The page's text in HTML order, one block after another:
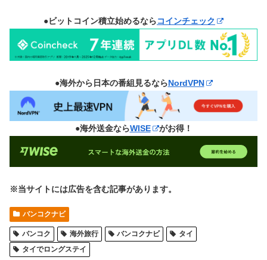
●ビットコイン積立始めるならコインチェック
●海外から日本の番組見るならNordVPN
●海外送金ならWISE がお得！
※当サイトには広告を含む記事があります。
バンコクナビ
バンコク 海外旅行 バンコクナビ
タイ
タイでロングステイ